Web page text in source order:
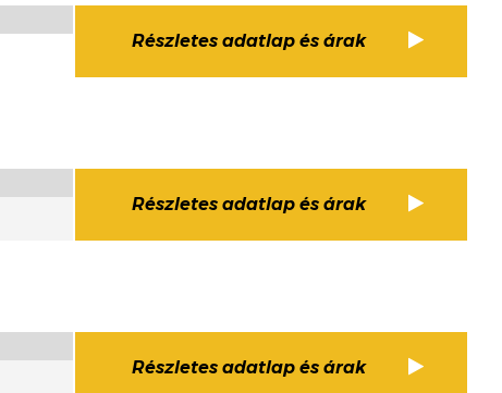
Részletes adatlap és árak
Részletes adatlap és árak
Részletes adatlap és árak